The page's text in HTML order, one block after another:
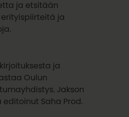
ja etsitään
ja
ja
Oulun
Jakson
Saha Prod.